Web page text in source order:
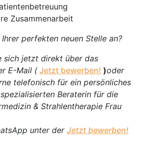
Zusammenarbeit
perfekten neuen Stelle an?
sich jetzt direkt über das
E-Mail (Jetzt bewerben! )oder
telefonisch für ein persönliches
Beraterin für die
& Strahlentherapie Frau
unter der Jetzt bewerben!